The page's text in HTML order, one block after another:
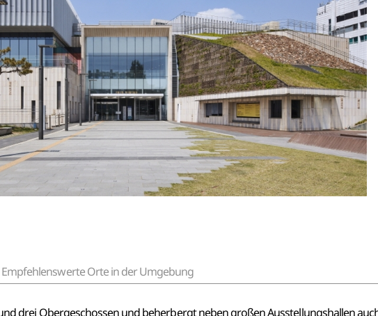
Empfehlenswerte Orte in der Umgebung
drei Obergeschossen und beherbergt neben großen Ausstellungshallen